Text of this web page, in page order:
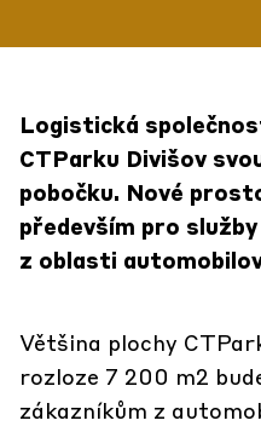
Logistická
CTParku Divišov
pobočku. Nové
především pro
z oblasti
Většina plochy
rozloze 7 200 m2
zákazníkům z